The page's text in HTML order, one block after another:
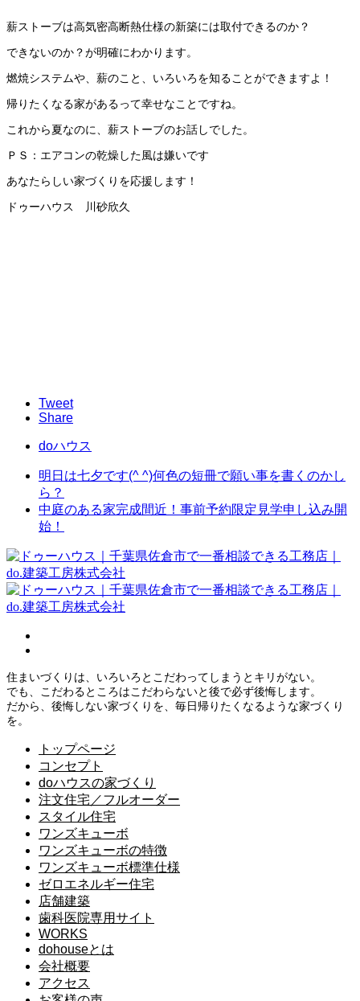
薪ストーブは高気密高断熱仕様の新築には取付できるのか？
できないのか？が明確にわかります。
燃焼システムや、薪のこと、いろいろを知ることができますよ！
帰りたくなる家があるって幸せなことですね。
これから夏なのに、薪ストーブのお話しでした。
ＰＳ：エアコンの乾燥した風は嫌いです
あなたらしい家づくりを応援します！
ドゥーハウス 川砂欣久
Tweet
Share
doハウス
明日は七夕です(^ ^)何色の短冊で願い事を書くのかし
ら？
中庭のある家完成間近！事前予約限定見学申し込み開
始！
住まいづくりは、いろいろとこだわってしまうとキリがない。
でも、こだわるところはこだわらないと後で必ず後悔します。
だから、後悔しない家づくりを、毎日帰りたくなるような家づくり
を。
トップページ
コンセプト
doハウスの家づくり
注文住宅／フルオーダー
スタイル住宅
ワンズキューボ
ワンズキューボの特徴
ワンズキューボ標準仕様
ゼロエネルギー住宅
店舗建築
歯科医院専用サイト
WORKS
dohouseとは
会社概要
アクセス